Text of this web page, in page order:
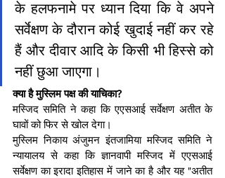
के हलफनामे पर ध्यान दिया कि वे अपने
सर्वेक्षण के दौरान कोई खुदाई नहीं कर रहे
हैं और दीवार आदि के किसी भी हिस्से को
नहीं छुआ जाएगा।
क्या है मुस्लिम पक्ष की याचिका?
मस्जिद समिति ने कहा कि एएसआई सर्वेक्षण अतीत के
घावों को फिर से खोल देगा।
मुस्लिम निकाय अंजुमन इंतजामिया मस्जिद समिति ने
न्यायालय से कहा कि ज्ञानवापी मस्जिद में एएसआई
सर्वेक्षण का इरादा इतिहास में जाने का है और यह "अतीत